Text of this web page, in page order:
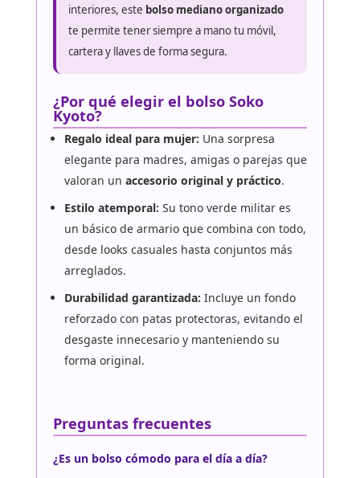
interiores, este bolso mediano organizado
te permite tener siempre a mano tu móvil,
cartera y llaves de forma segura.
¿Por qué elegir el bolso Soko
Kyoto?
Regalo ideal para mujer: Una sorpresa
elegante para madres, amigas o parejas que
valoran un accesorio original y práctico.
Estilo atemporal: Su tono verde militar es
un básico de armario que combina con todo,
desde looks casuales hasta conjuntos más
arreglados.
Durabilidad garantizada: Incluye un fondo
reforzado con patas protectoras, evitando el
desgaste innecesario y manteniendo su
forma original.
Preguntas frecuentes
¿Es un bolso cómodo para el día a día?